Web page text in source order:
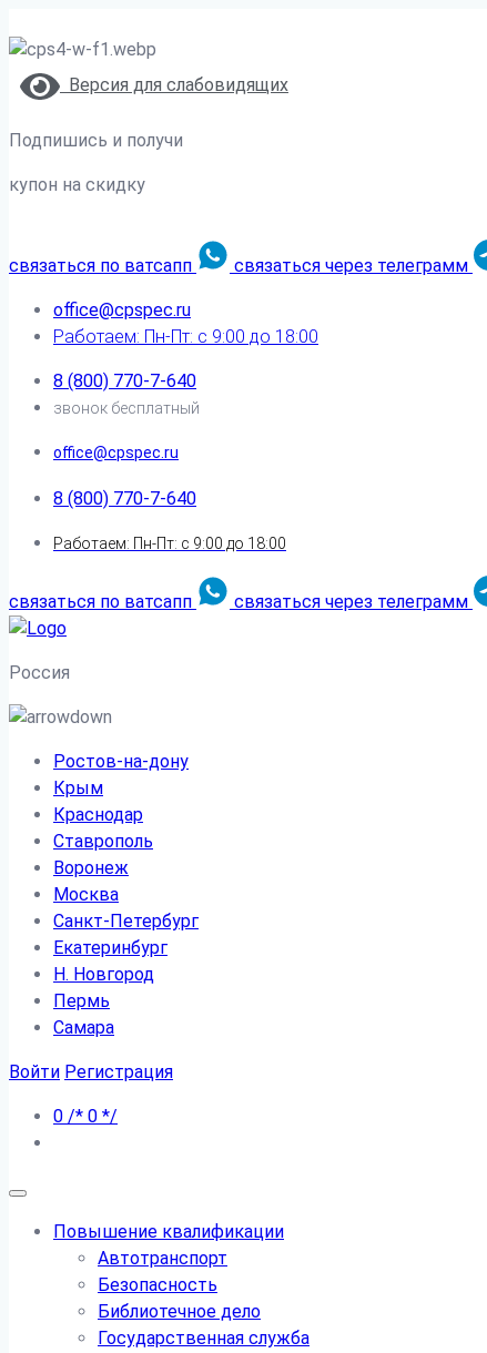
Версия для слабовидящих
Подпишись и получи
купон на скидку
связаться по ватсапп связаться через телеграмм
office@cpspec.ru
Работаем: Пн-Пт: с 9:00 до 18:00
8 (800) 770-7-640
звонок бесплатный
office@cpspec.ru
8 (800) 770-7-640
Работаем: Пн-Пт: с 9:00 до 18:00
связаться по ватсапп связаться через телеграмм
Россия
Ростов-на-дону
Крым
Краснодар
Ставрополь
Воронеж
Москва
Санкт-Петербург
Екатеринбург
Н. Новгород
Пермь
Самара
Войти Регистрация
0 /* 0 */
Повышение квалификации
Автотранспорт
Безопасность
Библиотечное дело
Государственная служба